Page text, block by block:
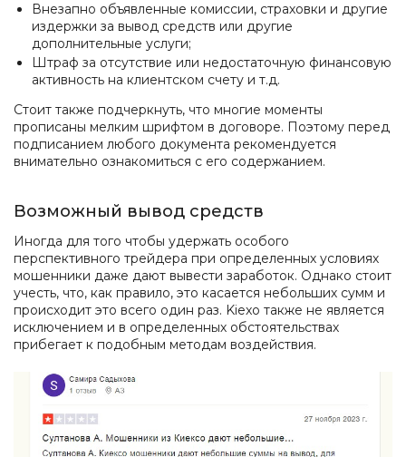
Внезапно объявленные комиссии, страховки и другие
издержки за вывод средств или другие
дополнительные услуги;
Штраф за отсутствие или недостаточную финансовую
активность на клиентском счету и т.д.
Стоит также подчеркнуть, что многие моменты
прописаны мелким шрифтом в договоре. Поэтому перед
подписанием любого документа рекомендуется
внимательно ознакомиться с его содержанием.
Возможный вывод средств
Иногда для того чтобы удержать особого
перспективного трейдера при определенных условиях
мошенники даже дают вывести заработок. Однако стоит
учесть, что, как правило, это касается небольших сумм и
происходит это всего один раз. Kiexo также не является
исключением и в определенных обстоятельствах
прибегает к подобным методам воздействия.